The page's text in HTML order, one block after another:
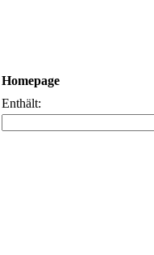
Homepage
Enthält: